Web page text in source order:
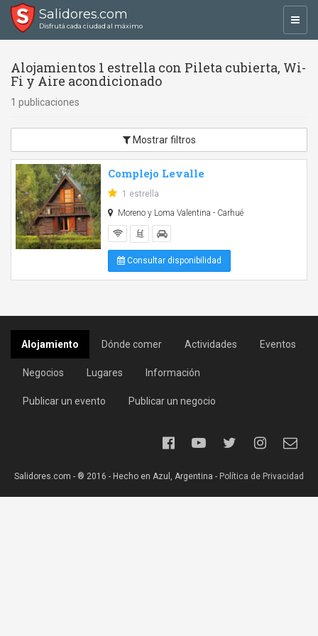
Salidores.com
Disfrutá cada ciudad al máximo
Alojamientos 1 estrella con Pileta cubierta, Wi-
Fi y Aire acondicionado
1 publicaciones
Mostrar filtros
Complejo Levalle
1 estrella
Moreno y Loma Valentina - Carhué
Consultar disponibilidad
Alojamiento Dónde comer Actividades Eventos
Negocios Lugares Información
Publicar un evento Publicar un negocio
Salidores.com - ® 2016 - Hecho en Azul, Argentina - Política de Privacidad